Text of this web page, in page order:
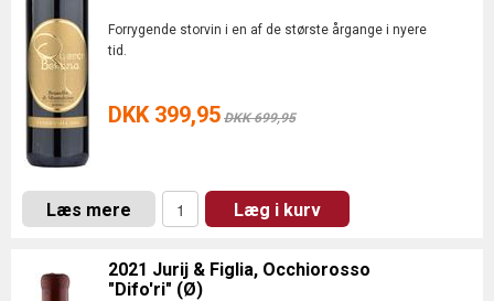
Forrygende storvin i en af de største årgange i nyere
tid.
DKK 399,95 DKK 699,95
Læs mere Læg i kurv
2021 Jurij & Figlia, Occhiorosso
"Difo'ri" (Ø)